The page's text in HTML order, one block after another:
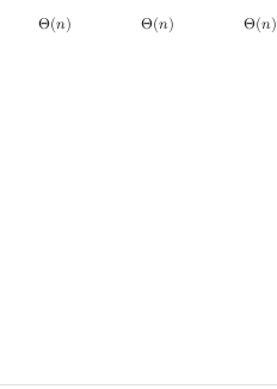
Θ(𝑛)
Θ(n) Θ(𝑛)
Θ(n) Θ(𝑛)
Θ(n)